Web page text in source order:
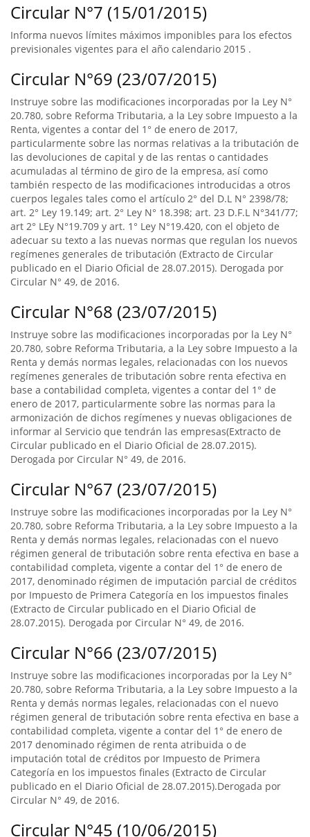
Circular N°7 (15/01/2015)
Informa nuevos límites máximos imponibles para los efectos
previsionales vigentes para el año calendario 2015 .
Circular N°69 (23/07/2015)
Instruye sobre las modificaciones incorporadas por la Ley N°
20.780, sobre Reforma Tributaria, a la Ley sobre Impuesto a la
Renta, vigentes a contar del 1° de enero de 2017,
particularmente sobre las normas relativas a la tributación de
las devoluciones de capital y de las rentas o cantidades
acumuladas al término de giro de la empresa, así como
también respecto de las modificaciones introducidas a otros
cuerpos legales tales como el artículo 2° del D.L N° 2398/78;
art. 2° Ley 19.149; art. 2° Ley N° 18.398; art. 23 D.F.L N°341/77;
art 2° LEy N°19.709 y art. 1° Ley N°19.420, con el objeto de
adecuar su texto a las nuevas normas que regulan los nuevos
regímenes generales de tributación (Extracto de Circular
publicado en el Diario Oficial de 28.07.2015). Derogada por
Circular N° 49, de 2016.
Circular N°68 (23/07/2015)
Instruye sobre las modificaciones incorporadas por la Ley N°
20.780, sobre Reforma Tributaria, a la Ley sobre Impuesto a la
Renta y demás normas legales, relacionadas con los nuevos
regímenes generales de tributación sobre renta efectiva en
base a contabilidad completa, vigentes a contar del 1° de
enero de 2017, particularmente sobre las normas para la
armonización de dichos regímenes y nuevas obligaciones de
informar al Servicio que tendrán las empresas(Extracto de
Circular publicado en el Diario Oficial de 28.07.2015).
Derogada por Circular N° 49, de 2016.
Circular N°67 (23/07/2015)
Instruye sobre las modificaciones incorporadas por la Ley N°
20.780, sobre Reforma Tributaria, a la Ley sobre Impuesto a la
Renta y demás normas legales, relacionadas con el nuevo
régimen general de tributación sobre renta efectiva en base a
contabilidad completa, vigente a contar del 1° de enero de
2017, denominado régimen de imputación parcial de créditos
por Impuesto de Primera Categoría en los impuestos finales
(Extracto de Circular publicado en el Diario Oficial de
28.07.2015). Derogada por Circular N° 49, de 2016.
Circular N°66 (23/07/2015)
Instruye sobre las modificaciones incorporadas por la Ley N°
20.780, sobre Reforma Tributaria, a la Ley sobre Impuesto a la
Renta y demás normas legales, relacionadas con el nuevo
régimen general de tributación sobre renta efectiva en base a
contabilidad completa, vigente a contar del 1° de enero de
2017 denominado régimen de renta atribuida o de
imputación total de créditos por Impuesto de Primera
Categoría en los impuestos finales (Extracto de Circular
publicado en el Diario Oficial de 28.07.2015).Derogada por
Circular N° 49, de 2016.
Circular N°45 (10/06/2015)